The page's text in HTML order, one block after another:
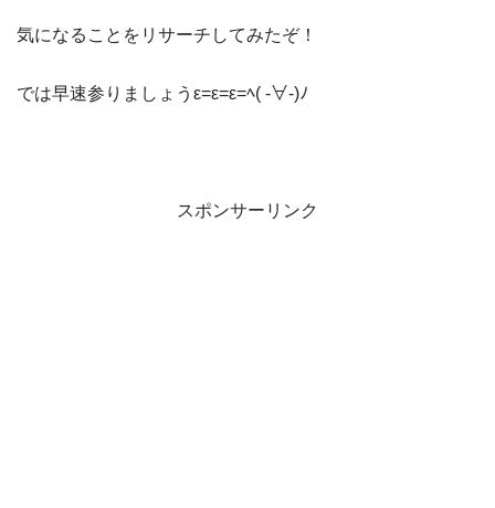
気になることをリサーチしてみたぞ！
では早速参りましょうε=ε=ε=ﾍ( -∀-)ﾉ
スポンサーリンク